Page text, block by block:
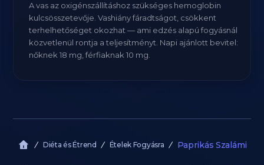
A vas az oxigénszállításhoz szükséges hemoglobin
kulcsösszetevője. Vashiány fáradtságot, csökkent
terhelhetőséget okozhat — ami edzés alapú fogyásnál
közvetlenül rontja a teljesítményt. Napi ajánlott bevitel:
nőknek 18 mg, férfiaknak 10 mg.
Diéta és Étrend Ételek Fogyásra Paprikás Szalámi